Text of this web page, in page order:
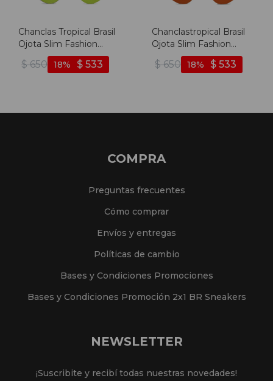
Chanclas Tropical Brasil
Ojota Slim Fashion
Premium De Mujer -
Lila/lila - Lila-lila
$ 650 $ 533
18
Chanclastropical Brasil
Ojota Slim Fashion
Premium De Mujer -
Turquesa/turquesa -
$ 650 $ 533
18
COMPRA
Preguntas frecuentes
Cómo comprar
Envíos y entregas
Políticas de cambio
Bases y Condiciones Promociones
Bases y Condiciones Promoción 2x1 BR Sneakers
NEWSLETTER
¡Suscribite y recibí todas nuestras novedades!